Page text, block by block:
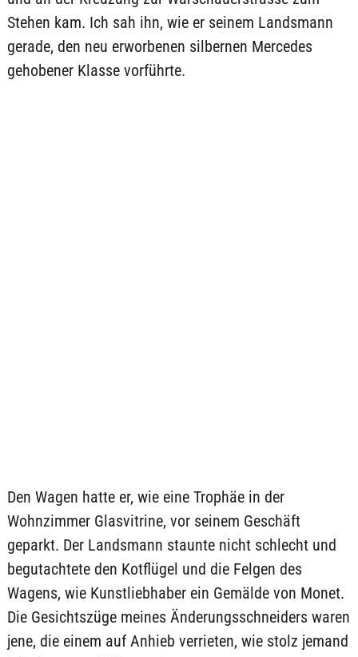
Stehen kam. Ich sah ihn, wie er seinem Landsmann
gerade, den neu erworbenen silbernen Mercedes
gehobener Klasse vorführte.
Den Wagen hatte er, wie eine Trophäe in der
Wohnzimmer Glasvitrine, vor seinem Geschäft
geparkt. Der Landsmann staunte nicht schlecht und
begutachtete den Kotflügel und die Felgen des
Wagens, wie Kunstliebhaber ein Gemälde von Monet.
Die Gesichtszüge meines Änderungsschneiders waren
jene, die einem auf Anhieb verrieten, wie stolz jemand